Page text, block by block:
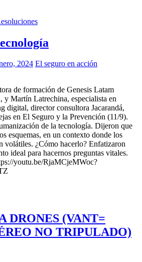
2024 El seguro en acción
de formación de Genesis Latam
y Martín Latrechina, especialista en
digital, director consultora Jacarandá,
en El Seguro y la Prevención (11/9).
de la tecnología. Dijeron que
esquemas, en un contexto donde los
volátiles. ¿Cómo hacerlo? Enfatizaron
ideal para hacernos preguntas vitales.
youtu.be/RjaMCjeMWoc?
DRONES (VANT=
NO TRIPULADO)